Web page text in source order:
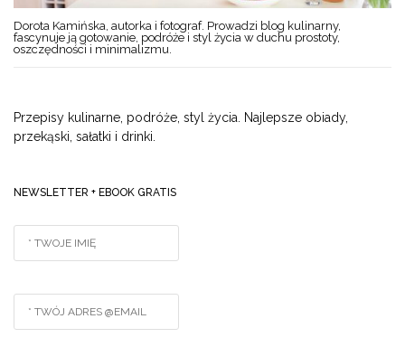
Dorota Kamińska, autorka i fotograf. Prowadzi blog kulinarny,
fascynuje ją gotowanie, podróże i styl życia w duchu prostoty,
oszczędności i minimalizmu.
Przepisy kulinarne, podróże, styl życia. Najlepsze obiady,
przekąski, sałatki i drinki.
NEWSLETTER + EBOOK GRATIS